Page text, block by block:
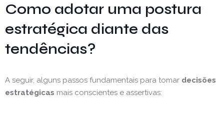
Como adotar uma postura
estratégica diante das
tendências?
A seguir, alguns passos fundamentais para tomar decisões
estratégicas mais conscientes e assertivas: